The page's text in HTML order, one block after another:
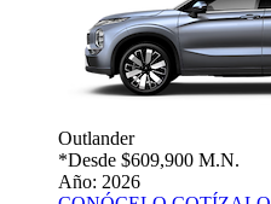
Outlander
*Desde $609,900 M.N.
Año: 2026